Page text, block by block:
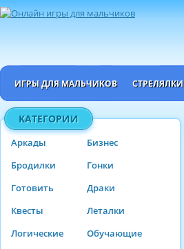
ИГРЫ ДЛЯ МАЛЬЧИКОВ СТРЕЛЯЛКИ
КАТЕГОРИИ
Аркады
Бизнес
Бродилки
Гонки
Готовить
Драки
Квесты
Леталки
Логические
Обучающие